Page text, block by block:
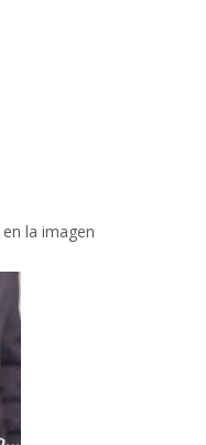
la imagen